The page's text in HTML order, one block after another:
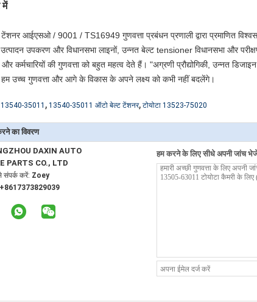
में
टेंशनर आईएसओ / 9001 / TS16949 गुणवत्ता प्रबंधन प्रणाली द्वारा प्रमाणित
उपकरण और विधानसभा लाइनों, उन्नत बेल्ट tensioner विधानसभा और
और कर्मचारियों की गुणवत्ता को बहुत महत्व देते हैं। "अग्रणी प्रौद्योगिकी, उन्नत
हम उच्च गुणवत्ता और आगे के विकास के अपने लक्ष्य को कभी नहीं बदलेंगे।
35011 , 13540-35011 ऑटो बेल्ट टेंशनर, टोयोटा 13523-75020
का विवरण
DAXIN AUTO
PARTS CO., LTD
संपर्क करें: Zoey
+8617373829039
हम करने के लिए सीधे अपनी जांच